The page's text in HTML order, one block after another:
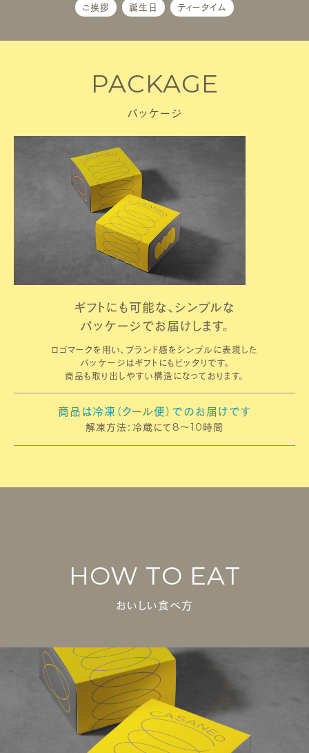
ご挨拶 誕生日 ティータイム
PACKAGE
パッケージ
ギフトにも可能な、シンプルな
パッケージでお届けします。
ロゴマークを用い、ブランド感をシンプルに表現した
パッケージはギフトにもピッタリです。
商品も取り出しやすい構造になっております。
商品は冷凍（クール便）でのお届けです
解凍方法：冷蔵にて8～10時間
HOW TO EAT
おいしい食べ方